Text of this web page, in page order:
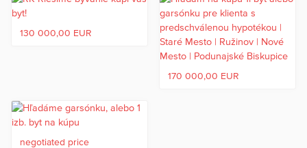
130 000,00 EUR
170 000,00 EUR
negotiated price